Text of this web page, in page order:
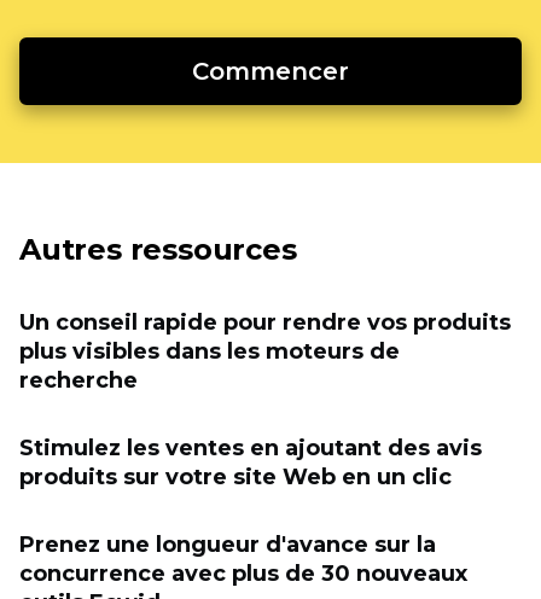
Commencer
Autres ressources
Un conseil rapide pour rendre vos produits
plus visibles dans les moteurs de
recherche
Stimulez les ventes en ajoutant des avis
produits sur votre site Web en un clic
Prenez une longueur d'avance sur la
concurrence avec plus de 30 nouveaux